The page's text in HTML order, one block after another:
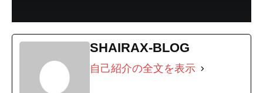
SHAIRAX-BLOG
自己紹介の全文を表示